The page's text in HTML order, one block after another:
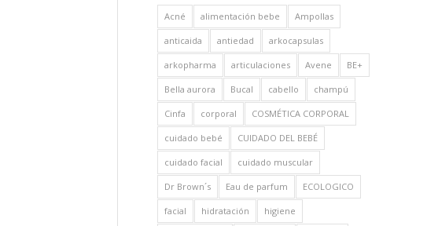
Acné alimentación bebe Ampollas
anticaida antiedad arkocapsulas
arkopharma articulaciones Avene BE+
Bella aurora Bucal cabello champú
Cinfa corporal COSMÉTICA CORPORAL
cuidado bebé CUIDADO DEL BEBÉ
cuidado facial cuidado muscular
Dr Brown´s Eau de parfum ECOLOGICO
facial hidratación higiene